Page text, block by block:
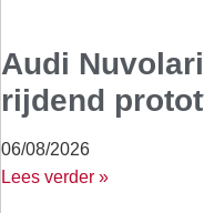
Audi
rijdend
06/08/2026
Lees verder »